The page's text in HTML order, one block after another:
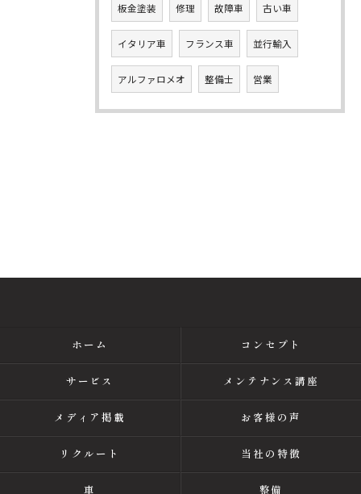
板金塗装 修理 故障車 古い車
イタリア車 フランス車 並行輸入
アルファロメオ 整備士 営業
ホーム コンセプト
サービス メンテナンス講座
メディア掲載 お客様の声
リクルート 当社の特徴
車 整備